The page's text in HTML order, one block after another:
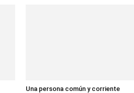
Una persona común y corriente